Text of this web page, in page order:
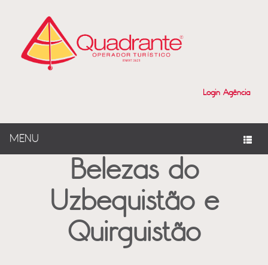
Login Agência
MENU
Belezas do
Uzbequistão e
Quirguistão